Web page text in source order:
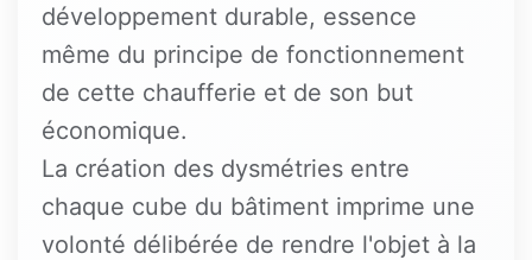
développement durable, essence
même du principe de fonctionnement
de cette chaufferie et de son but
économique.
La création des dysmétries entre
chaque cube du bâtiment imprime une
volonté délibérée de rendre l'objet à la